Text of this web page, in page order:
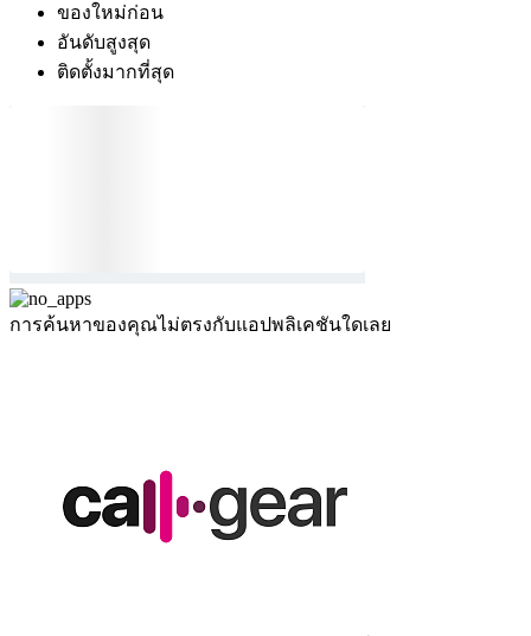
ของใหม่ก่อน
อันดับสูงสุด
ติดตั้งมากที่สุด
การค้นหาของคุณไม่ตรงกับแอปพลิเคชันใดเลย